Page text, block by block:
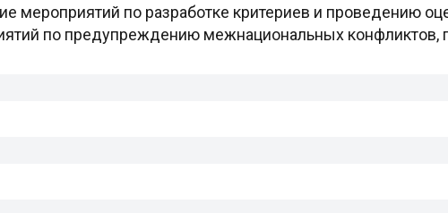
мероприятий по разработке критериев и проведению
по предупреждению межнациональных конфликтов,